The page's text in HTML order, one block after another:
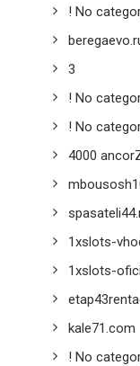
! No
3
! No
! No
4000
1xslots-
1xslots-
kale71.com
! No